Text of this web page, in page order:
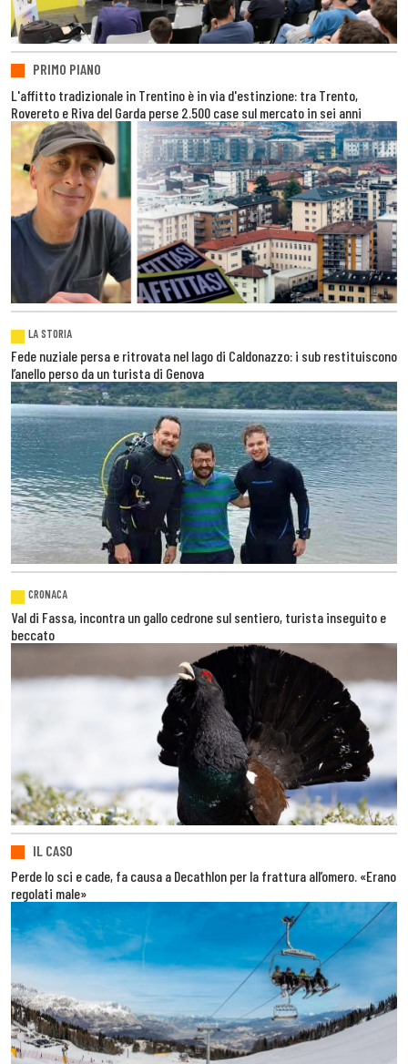
PRIMO PIANO
L'affitto tradizionale in Trentino è in via d'estinzione: tra Trento,
Rovereto e Riva del Garda perse 2.500 case sul mercato in sei anni
LA STORIA
Fede nuziale persa e ritrovata nel lago di Caldonazzo: i sub restituiscono
l’anello perso da un turista di Genova
CRONACA
Val di Fassa, incontra un gallo cedrone sul sentiero, turista inseguito e
beccato
IL CASO
Perde lo sci e cade, fa causa a Decathlon per la frattura all’omero. «Erano
regolati male»